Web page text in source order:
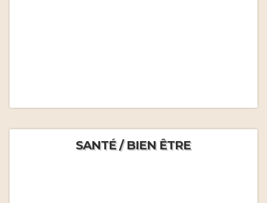
SANTÉ / BIEN ÊTRE